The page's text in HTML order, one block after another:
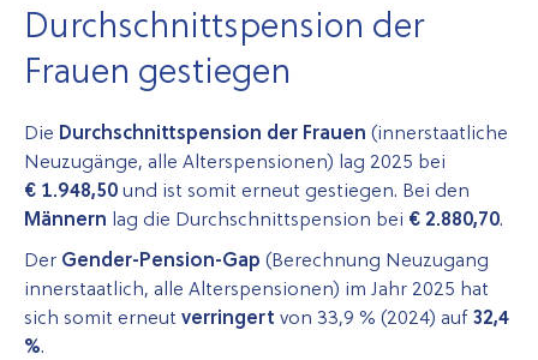
Durchschnittspension der
Frauen gestiegen
Die Durchschnittspension der Frauen (innerstaatliche
Neuzugänge, alle Alterspensionen) lag 2025 bei
€ 1.948,50und ist somit erneut gestiegen. Bei den
Männern lag die Durch­schnitts­pension bei € 2.880,70.
Der Gender-Pension-Gap (Berechnung Neuzugang
innerstaatlich, alle Alterspensionen) im Jahr 2025 hat
sich somit erneut verringert von 33,9 % (2024) auf32,4
%.